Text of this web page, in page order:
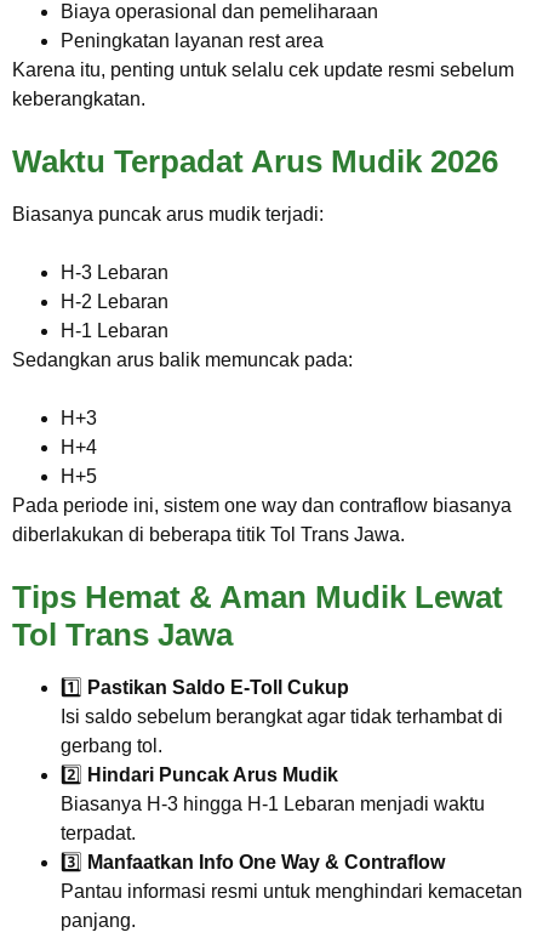
Biaya operasional dan pemeliharaan
Peningkatan layanan rest area
Karena itu, penting untuk selalu cek update resmi sebelum
keberangkatan.
Waktu Terpadat Arus Mudik 2026
Biasanya puncak arus mudik terjadi:
H-3 Lebaran
H-2 Lebaran
H-1 Lebaran
Sedangkan arus balik memuncak pada:
H+3
H+4
H+5
Pada periode ini, sistem one way dan contraflow biasanya
diberlakukan di beberapa titik Tol Trans Jawa.
Tips Hemat & Aman Mudik Lewat
Tol Trans Jawa
1️⃣ Pastikan Saldo E-Toll Cukup
Isi saldo sebelum berangkat agar tidak terhambat di
gerbang tol.
2️⃣ Hindari Puncak Arus Mudik
Biasanya H-3 hingga H-1 Lebaran menjadi waktu
terpadat.
3️⃣ Manfaatkan Info One Way & Contraflow
Pantau informasi resmi untuk menghindari kemacetan
panjang.